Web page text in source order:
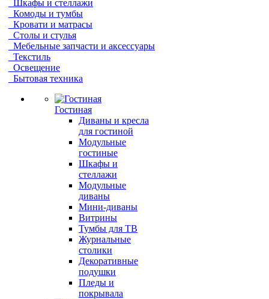
Шкафы и стеллажи
Комоды и тумбы
Кровати и матрасы
Столы и стулья
Мебельные запчасти и аксессуары
Текстиль
Освещение
Бытовая техника
Гостиная
Диваны и кресла
для гостиной
Модульные
гостиные
Шкафы и
стеллажи
Модульные
диваны
Мини-диваны
Витрины
Тумбы для ТВ
Журнальные
столики
Декоративные
подушки
Пледы и
покрывала